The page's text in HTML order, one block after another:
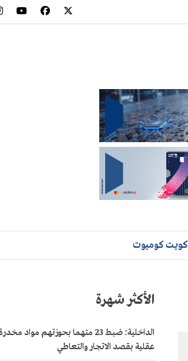
كويت كوميوت
الأكثر شهرة
الداخلية: ضبط 23 متهما بحوزتهم مواد
عقلية بقصد الاتجار والتعاطي